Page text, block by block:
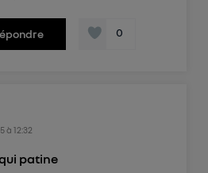
0
à 12:32
patine